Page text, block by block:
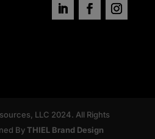
LLC 2024. All Rights
ByTHIEL Brand Design